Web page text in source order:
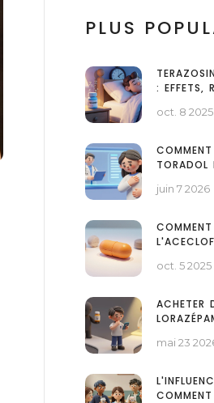
PLUS
: EFFETS,
oct. 8 2025
TORADOL
juin 7 2026
COMMENT
AINS :
oct. 5 2025
ACHETER
ET
mai 23
COMMENT